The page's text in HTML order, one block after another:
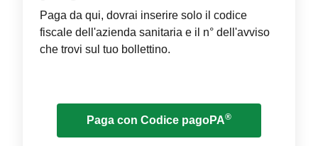
Paga da qui, dovrai inserire solo il codice
fiscale dell'azienda sanitaria e il n° dell'avviso
che trovi sul tuo bollettino.
Paga con Codice pagoPA®